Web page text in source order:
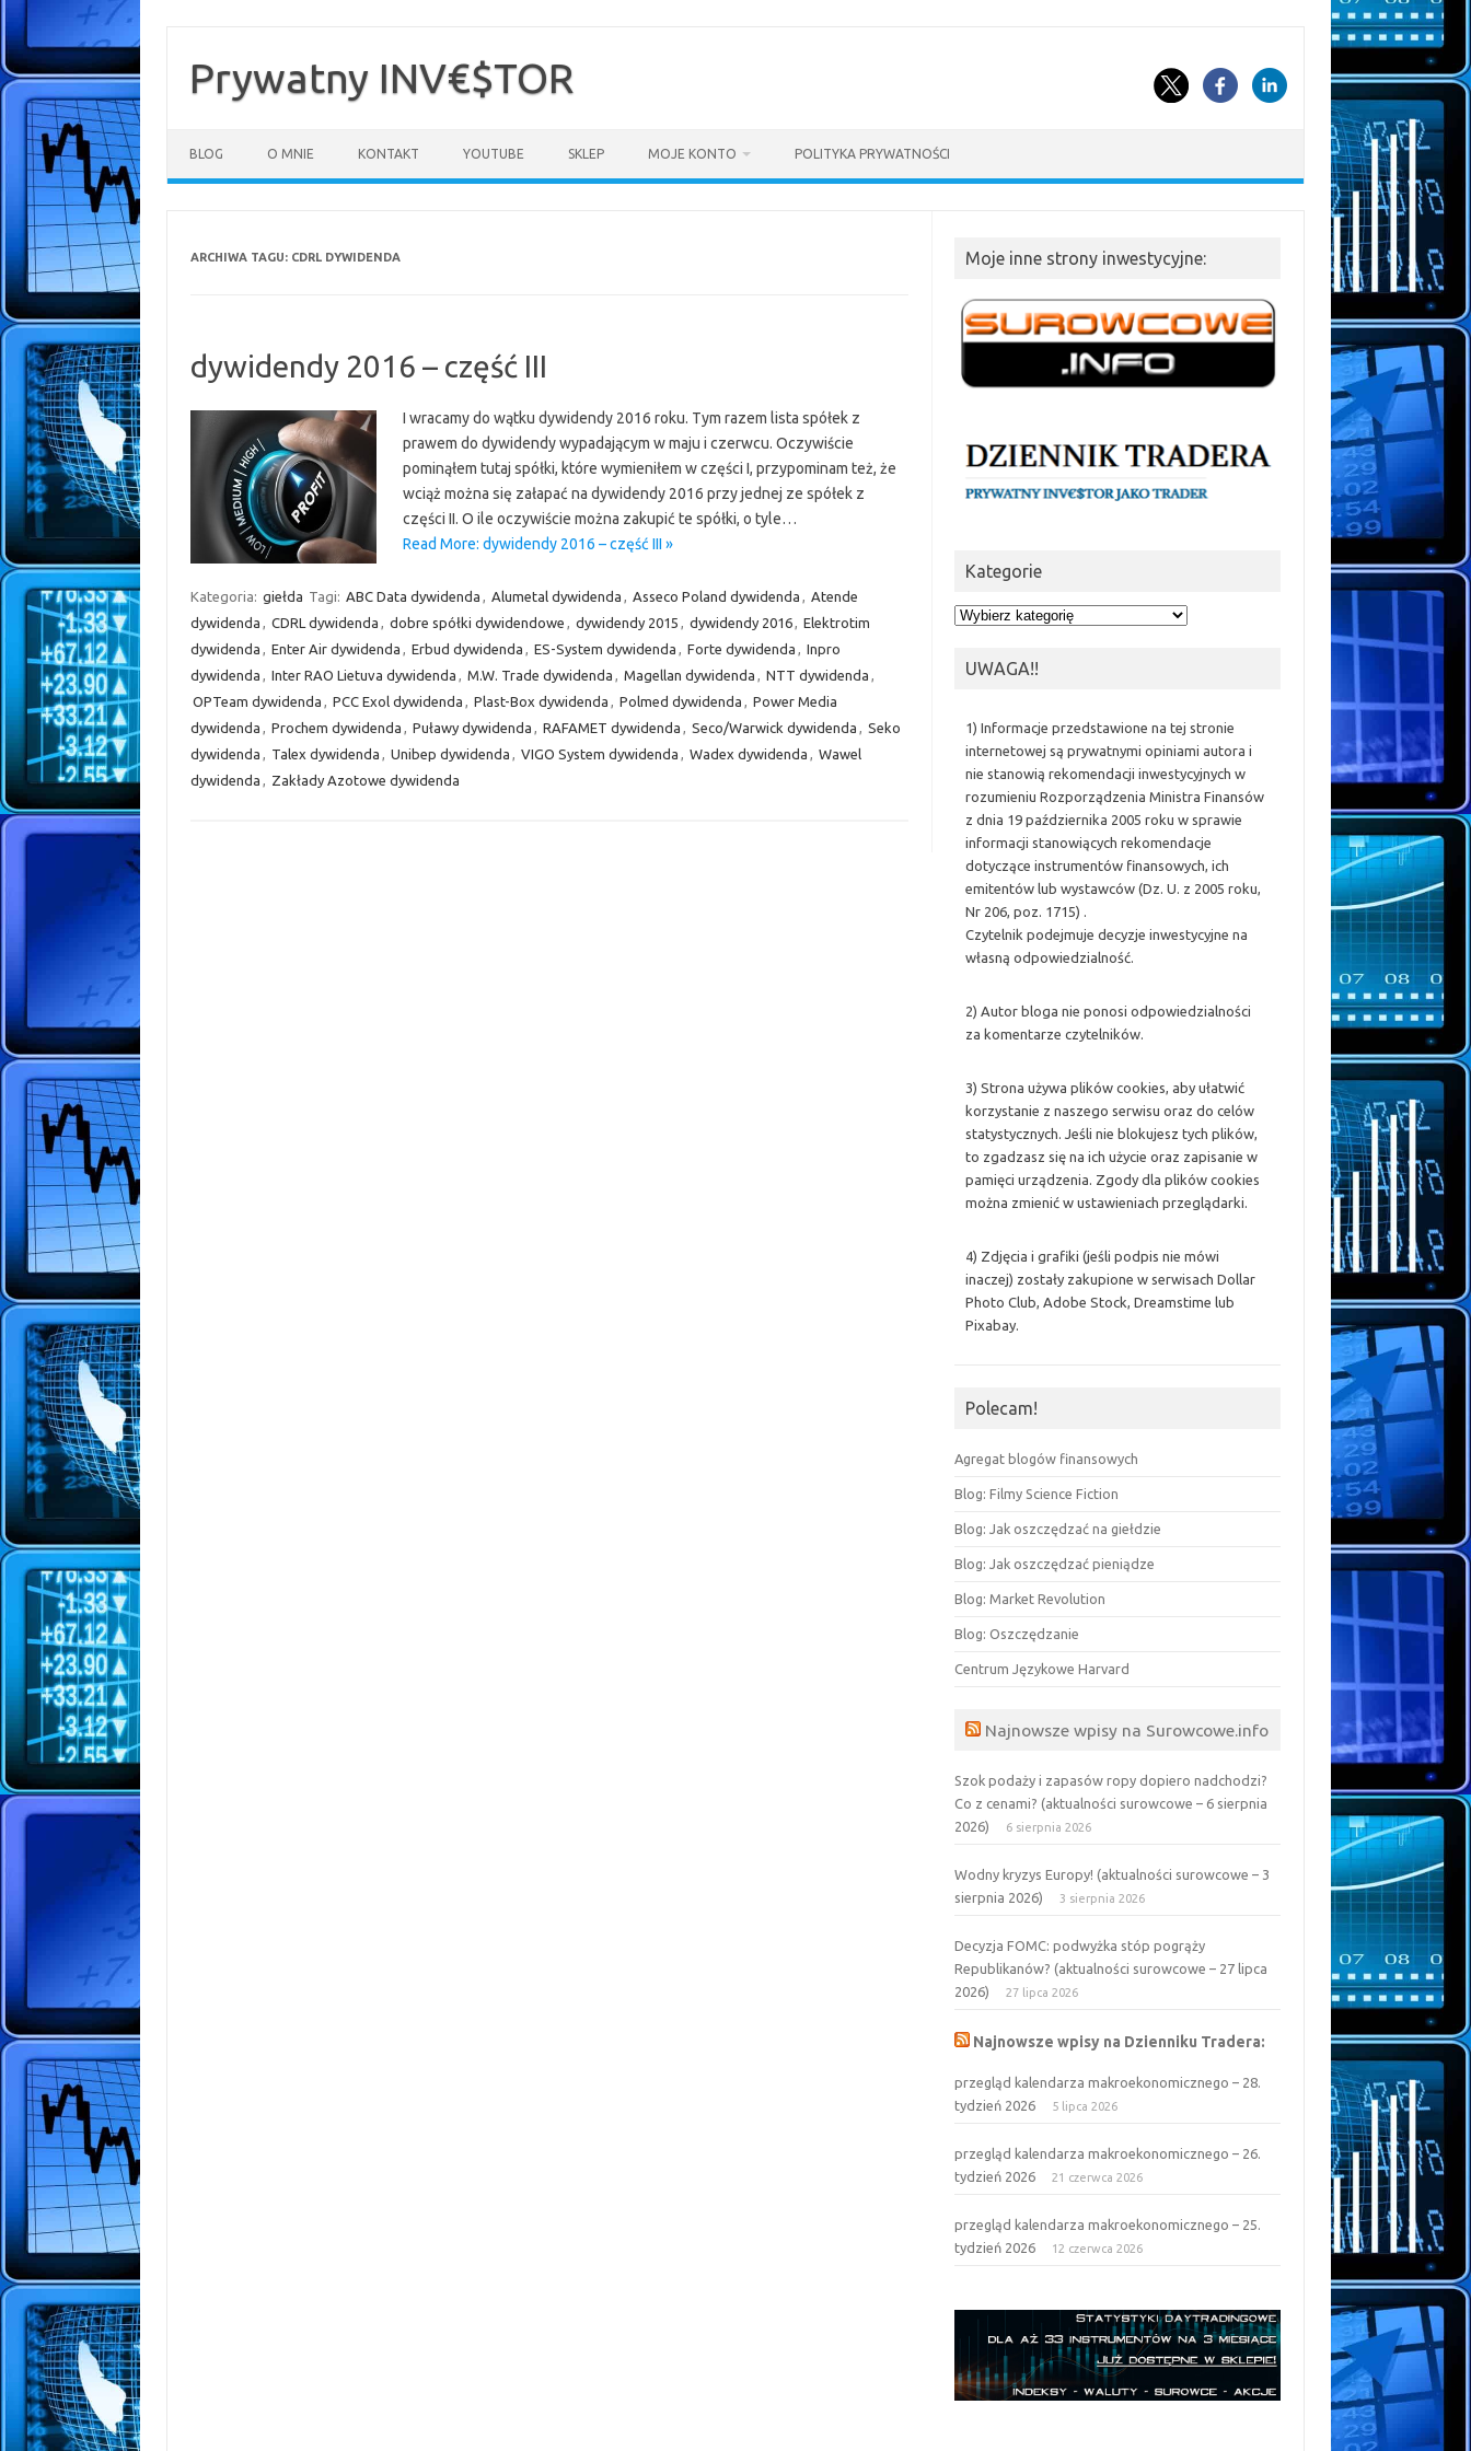
treściPrywatny INV€$TOR
BLOG O MNIE KONTAKT YOUTUBE SKLEP MOJE KONTO POLITYKA PRYWATNOŚCI
ARCHIWA TAGU: CDRL DYWIDENDA
dywidendy 2016 – część III
I wracamy do wątku dywidendy 2016 roku. Tym razem lista spółek z
prawem do dywidendy wypadającym w maju i czerwcu. Oczywiście
pominąłem tutaj spółki, które wymieniłem w części I, przypominam też, że
wciąż można się załapać na dywidendy 2016 przy jednej ze spółek z
części II. O ile oczywiście można zakupić te spółki, o tyle…
Read More: dywidendy 2016 – część III »
Kategoria: giełda Tagi: ABC Data dywidenda , Alumetal dywidenda , Asseco Poland dywidenda , Atende
dywidenda , CDRL dywidenda , dobre spółki dywidendowe , dywidendy 2015 , dywidendy 2016, Elektrotim
dywidenda , Enter Air dywidenda , Erbud dywidenda , ES-System dywidenda , Forte dywidenda , Inpro
dywidenda , Inter RAO Lietuva dywidenda , M.W. Trade dywidenda , Magellan dywidenda , NTT dywidenda ,
OPTeam dywidenda , PCC Exol dywidenda , Plast-Box dywidenda , Polmed dywidenda , Power Media
dywidenda , Prochem dywidenda , Puławy dywidenda , RAFAMET dywidenda , Seco/Warwick dywidenda , Seko
dywidenda , Talex dywidenda , Unibep dywidenda , VIGO System dywidenda , Wadex dywidenda , Wawel
dywidenda , Zakłady Azotowe dywidenda
Moje inne strony inwestycyjne:
Kategorie
Kategorie
UWAGA!!
1) Informacje przedstawione na tej stronie
internetowej są prywatnymi opiniami autora i
nie stanowią rekomendacji inwestycyjnych w
rozumieniu Rozporządzenia Ministra Finansów
z dnia 19 października 2005 roku w sprawie
informacji stanowiących rekomendacje
dotyczące instrumentów finansowych, ich
emitentów lub wystawców (Dz. U. z 2005 roku,
Nr 206, poz. 1715) .
Czytelnik podejmuje decyzje inwestycyjne na
własną odpowiedzialność.
2) Autor bloga nie ponosi odpowiedzialności
za komentarze czytelników.
3) Strona używa plików cookies, aby ułatwić
korzystanie z naszego serwisu oraz do celów
statystycznych. Jeśli nie blokujesz tych plików,
to zgadzasz się na ich użycie oraz zapisanie w
pamięci urządzenia. Zgody dla plików cookies
można zmienić w ustawieniach przeglądarki.
4) Zdjęcia i grafiki (jeśli podpis nie mówi
inaczej) zostały zakupione w serwisach Dollar
Photo Club, Adobe Stock, Dreamstime lub
Pixabay.
Polecam!
Agregat blogów finansowych
Blog: Filmy Science Fiction
Blog: Jak oszczędzać na giełdzie
Blog: Jak oszczędzać pieniądze
Blog: Market Revolution
Blog: Oszczędzanie
Centrum Językowe Harvard
Najnowsze wpisy na Surowcowe.info
Szok podaży i zapasów ropy dopiero nadchodzi?
Co z cenami? (aktualności surowcowe – 6 sierpnia
2026)
6 sierpnia 2026
Wodny kryzys Europy! (aktualności surowcowe – 3
sierpnia 2026)
3 sierpnia 2026
Decyzja FOMC: podwyżka stóp pogrąży
Republikanów? (aktualności surowcowe – 27 lipca
2026)
27 lipca 2026
Najnowsze wpisy na Dzienniku Tradera:
przegląd kalendarza makroekonomicznego – 28.
tydzień 2026
5 lipca 2026
przegląd kalendarza makroekonomicznego – 26.
tydzień 2026
21 czerwca 2026
przegląd kalendarza makroekonomicznego – 25.
tydzień 2026
12 czerwca 2026